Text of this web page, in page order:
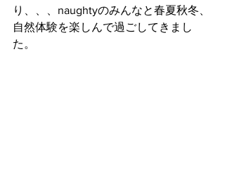
り、、、naughtyのみんなと春夏秋冬、
自然体験を楽しんで過ごしてきまし
た。